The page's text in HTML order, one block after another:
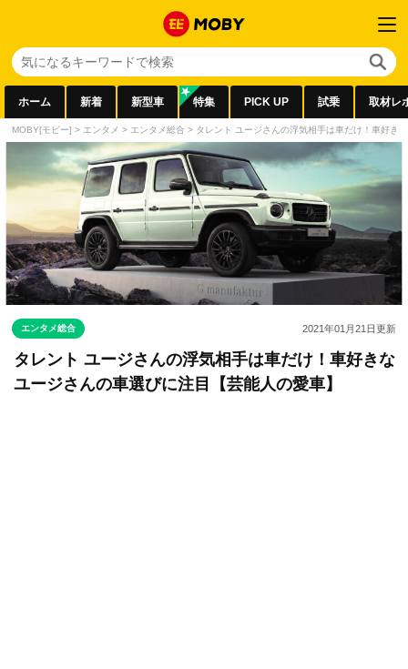
ホーム 新着 新型車 特集 PICK UP 試乗 取材レ
MOBY[モビー] > エンタメ > エンタメ総合 > タレント ユージさんの浮気相手は車だけ！車好き
エンタメ総合 2021年01月21日更新
タレント ユージさんの浮気相手は車だけ！車好きな
ユージさんの車選びに注目【芸能人の愛車】